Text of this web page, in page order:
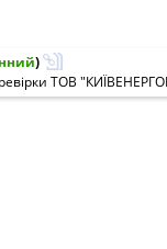
)
ТОВ